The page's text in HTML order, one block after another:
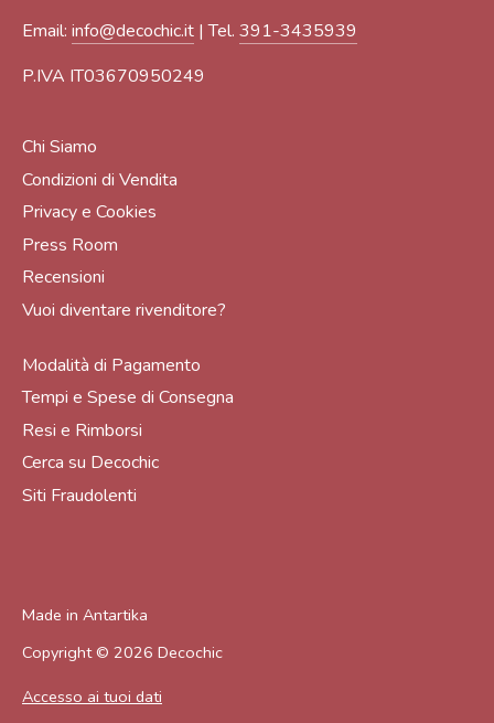
Email: info@decochic.it | Tel. 391-3435939
P.IVA IT03670950249
Chi Siamo
Condizioni di Vendita
Privacy e Cookies
Press Room
Recensioni
Vuoi diventare rivenditore?
Modalità di Pagamento
Tempi e Spese di Consegna
Resi e Rimborsi
Cerca su Decochic
Siti Fraudolenti
Made in Antartika
Copyright © 2026 Decochic
Accesso ai tuoi dati